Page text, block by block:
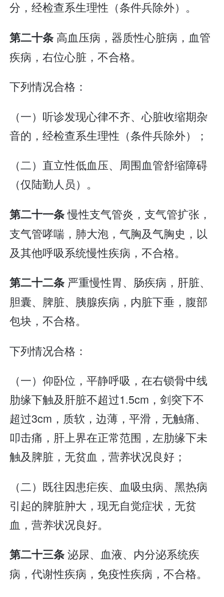
分，经检查系生理性（条件兵除外）。
第二十条 高血压病，器质性心脏病，血管
疾病，右位心脏，不合格。
下列情况合格：
（一）听诊发现心律不齐、心脏收缩期杂
音的，经检查系生理性（条件兵除外）；
（二）直立性低血压、周围血管舒缩障碍
（仅陆勤人员）。
第二十一条慢性支气管炎，支气管扩张，
支气管哮喘，肺大泡，气胸及气胸史，以
及其他呼吸系统慢性疾病，不合格。
第二十二条 严重慢性胃、肠疾病，肝脏、
胆囊、脾脏、胰腺疾病，内脏下垂，腹部
包块，不合格。
下列情况合格：
（一）仰卧位，平静呼吸，在右锁骨中线
肋缘下触及肝脏不超过1.5cm，剑突下不
超过3cm，质软，边薄，平滑，无触痛、
叩击痛，肝上界在正常范围，左肋缘下未
触及脾脏，无贫血，营养状况良好；
（二）既往因患疟疾、血吸虫病、黑热病
引起的脾脏肿大，现无自觉症状，无贫
血，营养状况良好。
第二十三条泌尿、血液、内分泌系统疾
病，代谢性疾病，免疫性疾病，不合格。